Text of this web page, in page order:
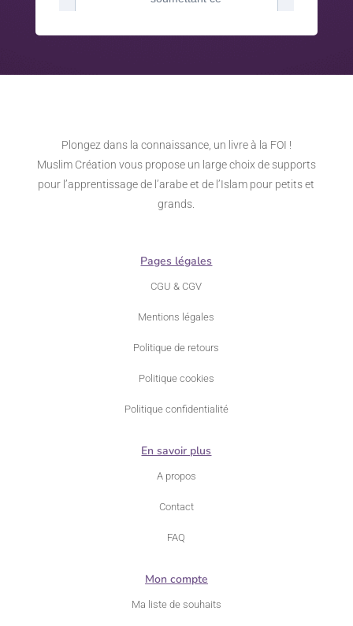
Plongez dans la connaissance, un livre à la FOI !
Muslim Création vous propose un large choix de supports
pour l’apprentissage de l’arabe et de l’Islam pour petits et
grands.
Pages légales
CGU & CGV
Mentions légales
Politique de retours
Politique cookies
Politique confidentialité
En savoir plus
A propos
Contact
FAQ
Mon compte
Ma liste de souhaits